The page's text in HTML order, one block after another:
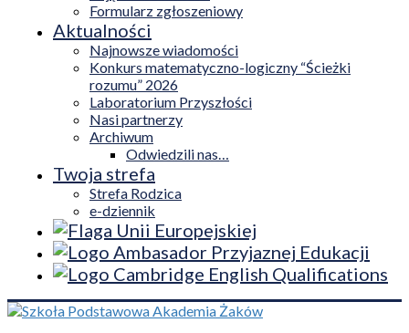
Formularz zgłoszeniowy
Aktualności
Najnowsze wiadomości
Konkurs matematyczno-logiczny “Ścieżki
rozumu” 2026
Laboratorium Przyszłości
Nasi partnerzy
Archiwum
Odwiedzili nas…
Twoja strefa
Strefa Rodzica
e-dziennik